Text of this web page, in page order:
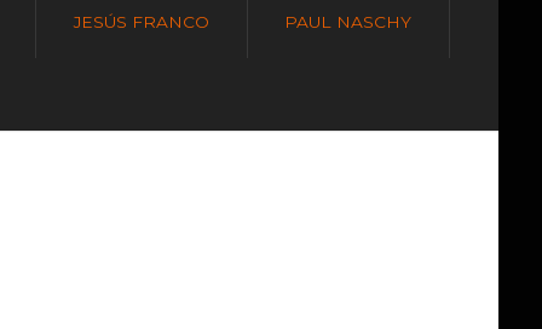
JESÚS FRANCO PAUL NASCHY